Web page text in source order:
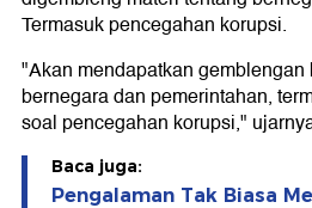
Termasuk pencegahan korupsi.
"Akan mendapatkan
bernegara dan pemerintahan,
soal pencegahan korupsi,"
Baca juga:
Pengalaman Tak Biasa